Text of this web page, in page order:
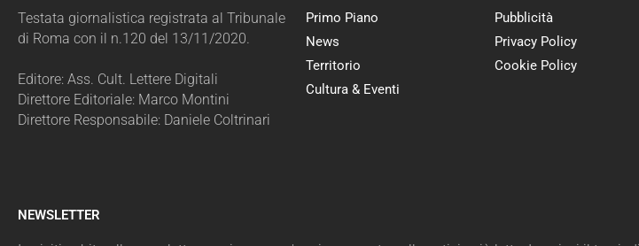
Testata giornalistica registrata al Tribunale
di Roma con il n.120 del 13/11/2020.
Editore: Ass. Cult. Lettere Digitali
Direttore Editoriale: Marco Montini
Direttore Responsabile: Daniele Coltrinari
Primo Piano
News
Territorio
Cultura & Eventi
Pubblicità
Privacy Policy
Cookie Policy
NEWSLETTER